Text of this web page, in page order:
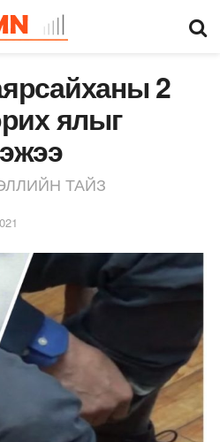
2
ялыг
ТАЙЗ